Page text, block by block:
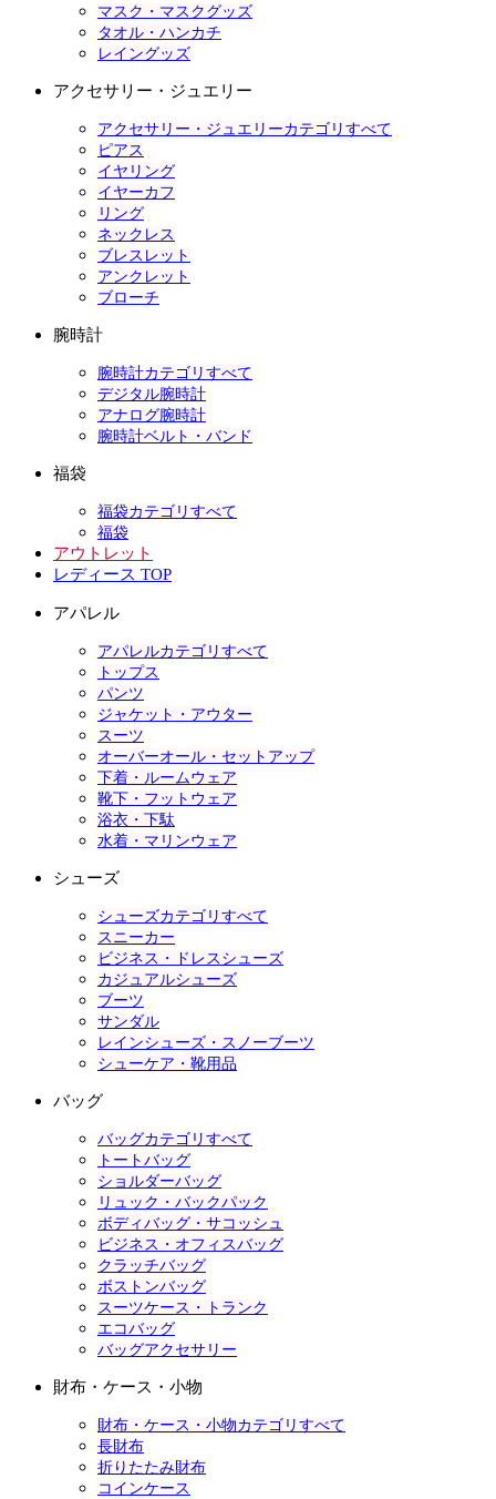
マスク・マスクグッズ
タオル・ハンカチ
レイングッズ
アクセサリー・ジュエリー
アクセサリー・ジュエリーカテゴリすべて
ピアス
イヤリング
イヤーカフ
リング
ネックレス
ブレスレット
アンクレット
ブローチ
腕時計
腕時計カテゴリすべて
デジタル腕時計
アナログ腕時計
腕時計ベルト・バンド
福袋
福袋カテゴリすべて
福袋
アウトレット
レディース TOP
アパレル
アパレルカテゴリすべて
トップス
パンツ
ジャケット・アウター
スーツ
オーバーオール・セットアップ
下着・ルームウェア
靴下・フットウェア
浴衣・下駄
水着・マリンウェア
シューズ
シューズカテゴリすべて
スニーカー
ビジネス・ドレスシューズ
カジュアルシューズ
ブーツ
サンダル
レインシューズ・スノーブーツ
シューケア・靴用品
バッグ
バッグカテゴリすべて
トートバッグ
ショルダーバッグ
リュック・バックパック
ボディバッグ・サコッシュ
ビジネス・オフィスバッグ
クラッチバッグ
ボストンバッグ
スーツケース・トランク
エコバッグ
バッグアクセサリー
財布・ケース・小物
財布・ケース・小物カテゴリすべて
長財布
折りたたみ財布
コインケース